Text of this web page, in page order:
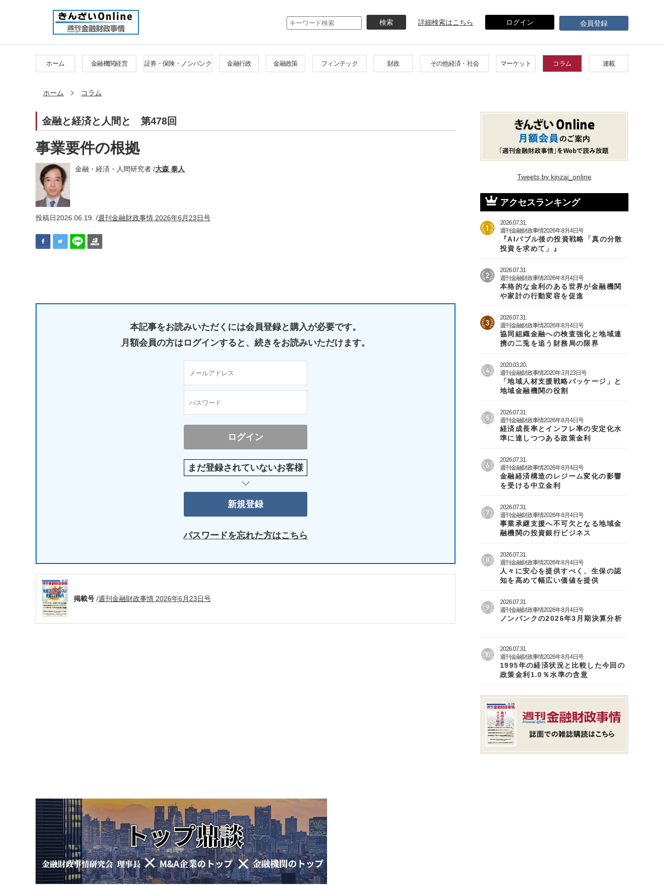
イ
ン
テ
ン
詳細検索はこちら ログイン 会員登録
ホーム 金融機関経営 証券・保険・ノンバンク 金融行政 金融政策 フィンテック 財政 その他経済・社会 マーケット コラム 連載
ホーム コラム
金融と経済と人間と 第478回
事業要件の根拠
金融・経済・人間研究者 /大森 泰人
投稿日2026.06.19. /週刊金融財政事情 2026年6月23日号
本記事をお読みいただくには会員登録と購入が必要です。
月額会員の方はログインすると、 続きをお読みいただけます。
まだ登録されていないお客様
パスワードを忘れた方はこちら
掲載号 /週刊金融財政事情 2026年6月23日号
Tweets by kinzai_online
アクセスランキング
2026.07.31.
週刊金融財政事情2026年8月4日号
『AIバブル後の投資戦略「真の分散
投資を求めて」』
2026.07.31.
週刊金融財政事情2026年8月4日号
本格的な金利のある世界が金融機関
や家計の行動変容を促進
2026.07.31.
週刊金融財政事情2026年8月4日号
協同組織金融への検査強化と地域連
携の二兎を追う財務局の限界
2020.03.20.
週刊金融財政事情2020年3月23日号
「地域人材支援戦略パッケージ」と
地域金融機関の役割
2026.07.31.
週刊金融財政事情2026年8月4日号
経済成長率とインフレ率の安定化水
準に達しつつある政策金利
2026.07.31.
週刊金融財政事情2026年8月4日号
金融経済構造のレジーム変化の影響
を受ける中立金利
2026.07.31.
週刊金融財政事情2026年8月4日号
事業承継支援へ不可欠となる地域金
融機関の投資銀行ビジネス
2026.07.31.
週刊金融財政事情2026年8月4日号
人々に安心を提供すべく、生保の認
知を高めて幅広い価値を提供
2026.07.31.
週刊金融財政事情2026年8月4日号
ノンバンクの2026年3月期決算分析
2026.07.31.
週刊金融財政事情2026年8月4日号
1995年の経済状況と比較した今回の
政策金利1.0％水準の含意